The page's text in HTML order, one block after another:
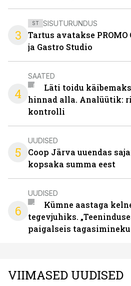
3
ST SISUTURUNDUS
Tartus avatakse
ja Gastro Studio
4
SAATED
Läti toidu
hinnad alla. Analüütik:
kontrolli
5
UUDISED
Coop Järva uuendas
kopsaka summa eest
6
UUDISED
Kümne aastaga
tegevjuhiks.
paigalseis
VIIMASED UUDISED